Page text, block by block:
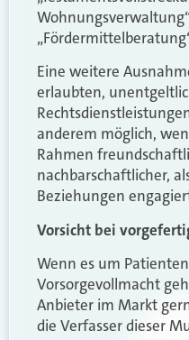
Eine weitere
erlaubten,
anderem möglich,
Rahmen
nachbarschaftlicher,
Beziehungen
Vorsicht bei
Wenn es um
Vorsorgevollmacht
Anbieter im Markt
die Verfasser dieser